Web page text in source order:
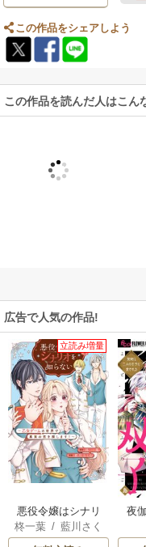
この作品をシェアしよう
この作品を読んだ人はこん
広告で人気の作品!
立読み増量
悪役令嬢はシナリ
オを知らない ～乙
女ゲームの世界で
柊一葉 /藍川さく
ら
夜
は